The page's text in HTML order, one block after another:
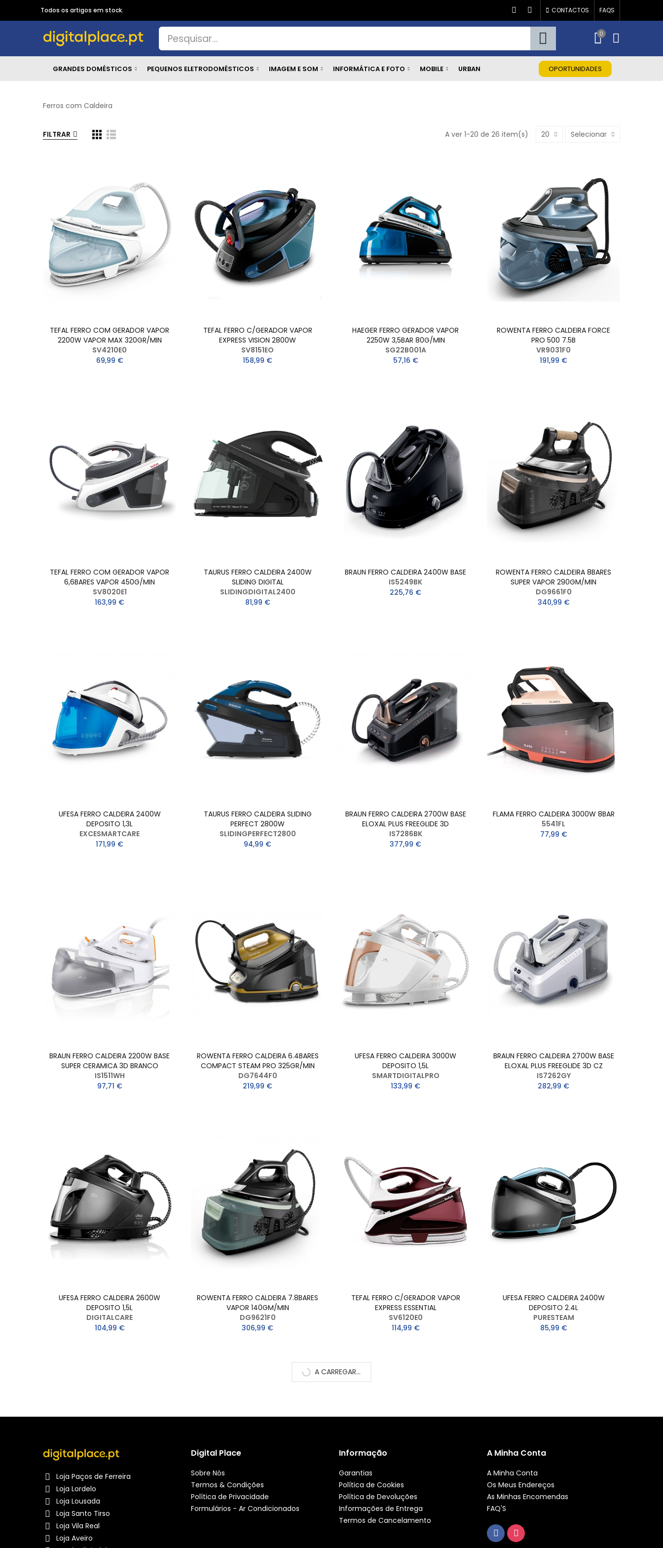
Todos os artigos em stock. CONTACTOS FAQS
0
GRANDES DOMÉSTICOS PEQUENOS ELETRODOMÉSTICOS IMAGEM E SOM INFORMÁTICA E FOTO MOBILE URBAN OPORTUNIDADES
Ferros com Caldeira
FILTRAR A ver 1-20 de 26 item(s) 20 Selecionar
TEFAL FERRO COM GERADOR VAPOR
2200W VAPOR MAX 320GR/MIN
SV4210E0
69,99 €
TEFAL FERRO C/GERADOR VAPOR
EXPRESS VISION 2800W
SV8151EO
158,99 €
HAEGER FERRO GERADOR VAPOR
2250W 3,5BAR 80G/MIN
SG22B001A
57,16 €
ROWENTA FERRO CALDEIRA FORCE
PRO 500 7.5B
VR9031F0
191,99 €
TEFAL FERRO COM GERADOR VAPOR
6,6BARES VAPOR 450G/MIN
SV8020E1
163,99 €
TAURUS FERRO CALDEIRA 2400W
SLIDING DIGITAL
SLIDINGDIGITAL2400
81,99 €
BRAUN FERRO CALDEIRA 2400W BASE
IS5249BK
225,76 €
ROWENTA FERRO CALDEIRA 8BARES
SUPER VAPOR 290GM/MIN
DG9661F0
340,99 €
UFESA FERRO CALDEIRA 2400W
DEPOSITO 1,3L
EXCESMARTCARE
171,99 €
TAURUS FERRO CALDEIRA SLIDING
PERFECT 2800W
SLIDINGPERFECT2800
94,99 €
BRAUN FERRO CALDEIRA 2700W BASE
ELOXAL PLUS FREEGLIDE 3D
IS7286BK
377,99 €
FLAMA FERRO CALDEIRA 3000W 8BAR
5541FL
77,99 €
BRAUN FERRO CALDEIRA 2200W BASE
SUPER CERAMICA 3D BRANCO
IS1511WH
97,71 €
ROWENTA FERRO CALDEIRA 6.4BARES
COMPACT STEAM PRO 325GR/MIN
DG7644F0
219,99 €
UFESA FERRO CALDEIRA 3000W
DEPOSITO 1,5L
SMARTDIGITALPRO
133,99 €
BRAUN FERRO CALDEIRA 2700W BASE
ELOXAL PLUS FREEGLIDE 3D CZ
IS7262GY
282,99 €
UFESA FERRO CALDEIRA 2600W
DEPOSITO 1,5L
DIGITALCARE
104,99 €
ROWENTA FERRO CALDEIRA 7.8BARES
VAPOR 140GM/MIN
DG9621F0
306,99 €
TEFAL FERRO C/GERADOR VAPOR
EXPRESS ESSENTIAL
SV6120E0
114,99 €
UFESA FERRO CALDEIRA 2400W
DEPOSITO 2.4L
PURESTEAM
85,99 €
A CARREGAR...
Loja Paços de Ferreira
Loja Lordelo
Loja Lousada
Loja Santo Tirso
Loja Vila Real
Loja Aveiro
Digital Place
Sobre Nós
Termos & Condições
Política de Privacidade
Formulários - Ar Condicionados
Informação
Garantias
Política de Cookies
Política de Devoluções
Informações de Entrega
Termos de Cancelamento
A Minha Conta
A Minha Conta
Os Meus Endereços
As Minhas Encomendas
FAQ'S